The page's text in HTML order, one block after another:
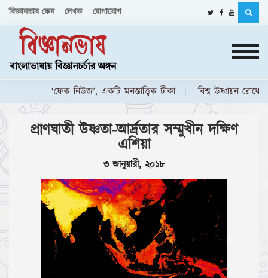
বিজ্ঞানভাষ কেন লেখক যোগাযোগ
‘ফেক নিউজ’, একটি মনস্তাত্ত্বিক টীকা বিশ্ব উষ্ণায়ন রোধে,
প্রাণঘাতী উষ্ণতা-আর্দ্রতার সম্মুখীন দক্ষিণ
এশিয়া
৩ জানুয়ারী, ২০১৮